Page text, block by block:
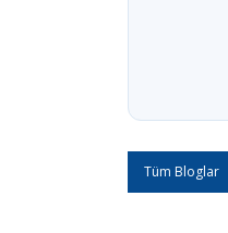
Tüm Bloglar